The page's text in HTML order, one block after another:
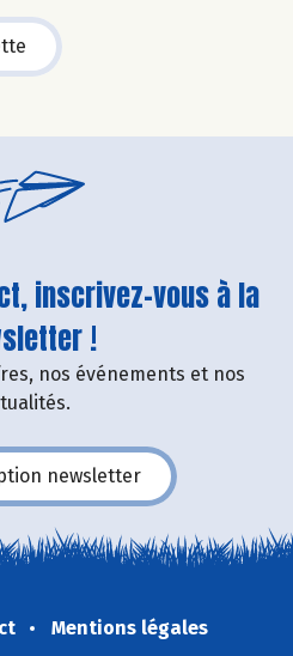
inscrivez-vous à la
!
nos événements et nos
newsletter
Mentions légales